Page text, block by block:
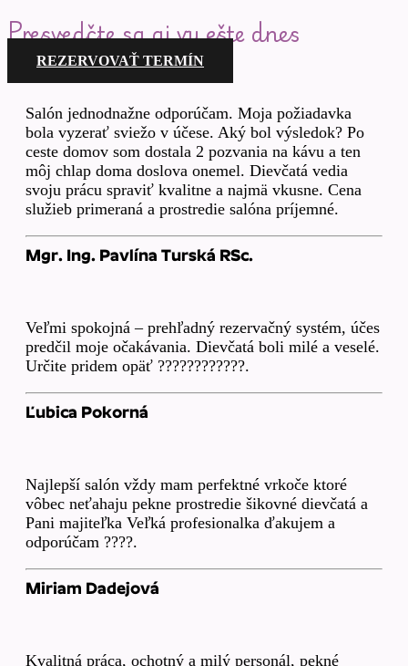
Presvedčte sa aj vy ešte dnes
REZERVOVAŤ TERMÍN
Salón jednodnažne odporúčam. Moja požiadavka
bola vyzerať sviežo v účese. Aký bol výsledok? Po
ceste domov som dostala 2 pozvania na kávu a ten
môj chlap doma doslova onemel. Dievčatá vedia
svoju prácu spraviť kvalitne a najmä vkusne. Cena
služieb primeraná a prostredie salóna príjemné.
Mgr. Ing. Pavlína Turská RSc.
Veľmi spokojná – prehľadný rezervačný systém, účes
predčil moje očakávania. Dievčatá boli milé a veselé.
Určite pridem opäť ????????????.
Ľubica Pokorná
Najlepší salón vždy mam perfektné vrkoče ktoré
vôbec neťahaju pekne prostredie šikovné dievčatá a
Pani majiteľka Veľká profesionalka ďakujem a
odporúčam ????.
Miriam Dadejová
Kvalitná práca, ochotný a milý personál, pekné